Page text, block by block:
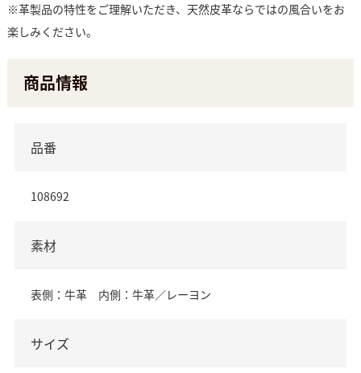
※革製品の特性をご理解いただき、天然皮革ならではの風合いをお
楽しみください。
商品情報
品番
108692
素材
表側：牛革 内側：牛革／レーヨン
サイズ